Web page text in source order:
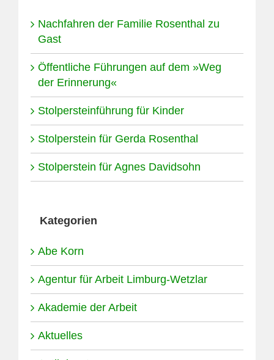
Nachfahren der Familie Rosenthal zu
Gast
Öffentliche Führungen auf dem »Weg
der Erinnerung«
Stolpersteinführung für Kinder
Stolperstein für Gerda Rosenthal
Stolperstein für Agnes Davidsohn
Kategorien
Abe Korn
Agentur für Arbeit Limburg-Wetzlar
Akademie der Arbeit
Aktuelles